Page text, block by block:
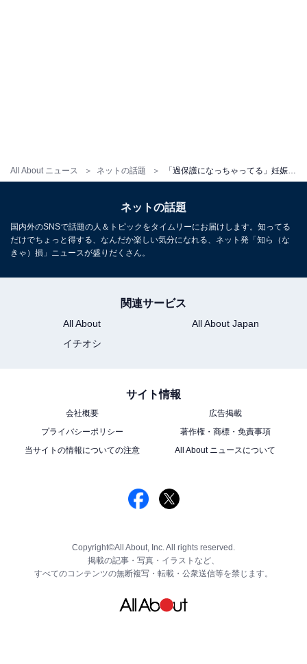
All About ニュース ネットの話題
ネットの話題
国内外のSNSで話題の人＆トピックをタイムリーにお届けします。知ってる
だけでちょっと得する、なんだか楽しい気分になれる、ネット発「知ら（な
きゃ）損」ニュースが盛りだくさん。
関連サービス
All About
All About Japan
イチオシ
サイト情報
会社概要
広告掲載
プライバシーポリシー
著作権・商標・免責事項
当サイトの情報についての注意
All About ニュースについて
Copyright©All About, Inc. All rights reserved.
掲載の記事・写真・イラストなど、
すべてのコンテンツの無断複写・転載・公衆送信等を禁じます。